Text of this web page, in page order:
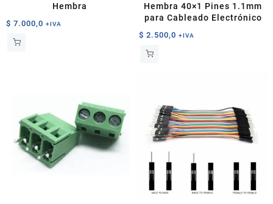
Hembra
$ 7.000,0 +IVA
Hembra 40×1 Pines 1.1mm
para Cableado Electrónico
$ 2.500,0 +IVA